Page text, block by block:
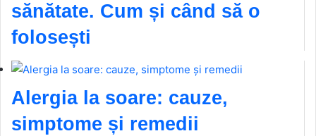
sănătate. Cum și când să o
folosești
Alergia la soare: cauze,
simptome și remedii